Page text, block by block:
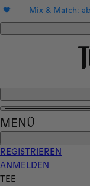
Direkt
zum
Inhalt
ab 5 Everyday
MENÜ
REGISTRIEREN
ANMELDEN
TEE